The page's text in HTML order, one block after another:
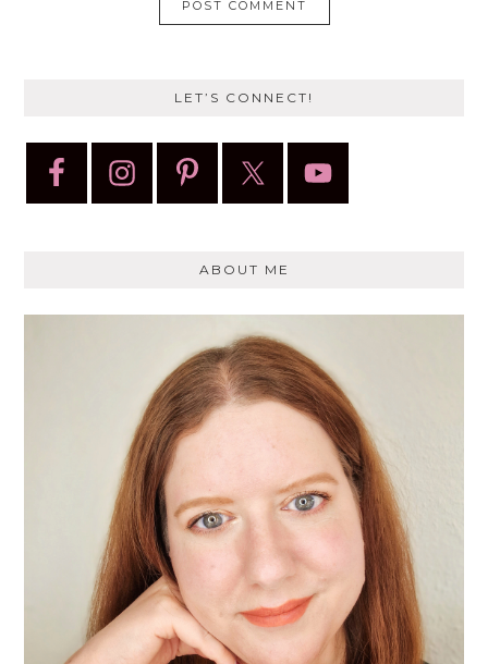
LET’S CONNECT!
ABOUT ME